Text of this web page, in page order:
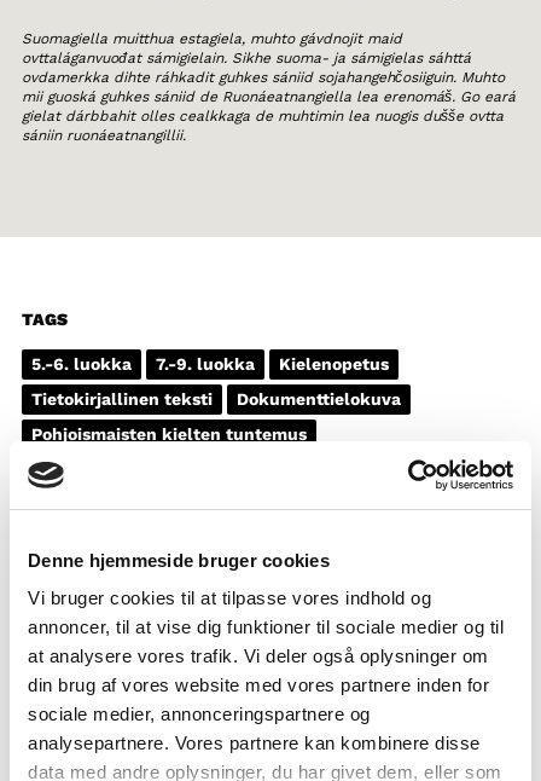
Denne hjemmeside bruger cookies
Vi bruger cookies til at tilpasse vores indhold og
annoncer, til at vise dig funktioner til sociale medier og til
at analysere vores trafik. Vi deler også oplysninger om
din brug af vores website med vores partnere inden for
sociale medier, annonceringspartnere og
analysepartnere. Vores partnere kan kombinere disse
data med andre oplysninger, du har givet dem, eller som
TAGS
5.-6. luokka 7.-9. luokka
Kielenopetus
Tietokirjallinen teksti
Dokumenttielokuva
Pohjoismaisten kielten tuntemus
Alkuperäiskansat ja vähemmistöt
1-3 oppituntia
Suomagiella muitthua estagiela, muhto gávdnojit maid
ovttaláganvuođat sámigielain. Sikhe suoma- ja sámigielas sáhttá
ovdamerkka dihte ráhkadit guhkes sániid sojahangehčosiiguin. Muhto
mii guoská guhkes sániid de Ruonáeatnangiella lea erenomáš. Go eará
gielat dárbbahit olles cealkkaga de muhtimin lea nuogis dušše ovtta
sániin ruonáeatnangillii.